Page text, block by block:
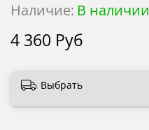
Наличие: В наличии
4 360 Руб
Выбрать